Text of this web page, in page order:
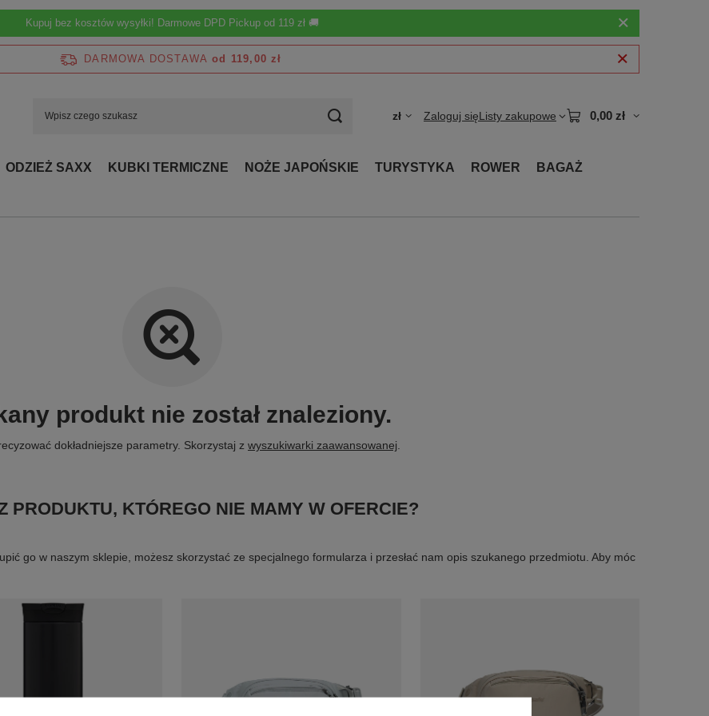
Kupuj bez kosztów wysyłki! Darmowe DPD Pickup od 119 zł 🚚
DARMOWA DOSTAWA od 119,00 zł
zł Zaloguj sięListy zakupowe 0,00 zł
ODZIEŻ SAXX KUBKI TERMICZNE NOŻE JAPOŃSKIE TURYSTYKA ROWER
BAGAŻ
produkt nie został znaleziony.
dokładniejsze parametry. Skorzystaj z wyszukiwarki zaawansowanej
PRODUKTU, KTÓREGO NIE MAMY W OFERCIE?
go w naszym sklepie, możesz skorzystać ze specjalnego formularza i przesłać nam opis szukanego przedmiotu. Aby móc